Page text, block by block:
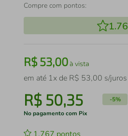
Compre com pontos:
R$53,00à vista
em até 1x de R$ 53,00 s/juros
R$ 50,35 -5%
No pagamento com Pix